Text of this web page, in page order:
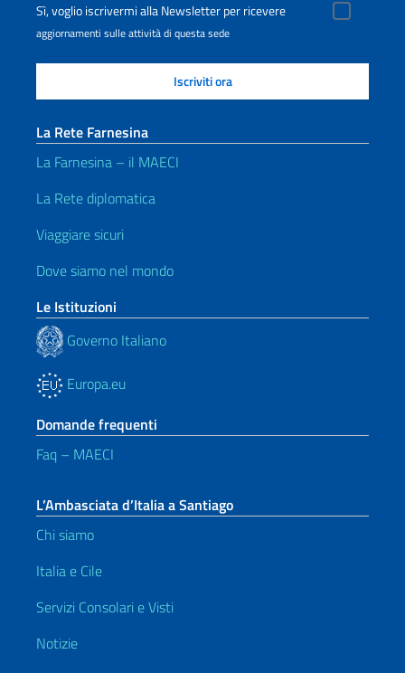
Sì, voglio iscrivermi alla Newsletter per ricevere
aggiornamenti sulle attività di questa sede
La Rete Farnesina
La Farnesina – il MAECI
La Rete diplomatica
Viaggiare sicuri
Dove siamo nel mondo
Le Istituzioni
Governo Italiano
Europa.eu
Domande frequenti
Faq – MAECI
L’Ambasciata d’Italia a Santiago
Chi siamo
Italia e Cile
Servizi Consolari e Visti
Notizie